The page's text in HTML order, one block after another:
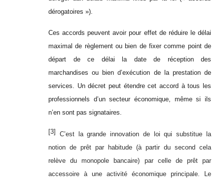
dérogatoires »).
Ces accords peuvent avoir pour effet de réduire le délai
maximal de règlement ou bien de fixer comme point de
départ de ce délai la date de réception des
marchandises ou bien d’exécution de la prestation de
services. Un décret peut étendre cet accord à tous les
professionnels d’un secteur économique, même si ils
n’en sont pas signataires.
[3]
C’est la grande innovation de loi qui substitue la
notion de prêt par habitude (à partir du second cela
relève du monopole bancaire) par celle de prêt par
accessoire à une activité économique principale. Le